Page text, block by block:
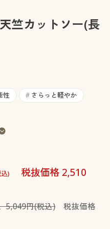
竺カットソー(長
性 # さらっと軽やか
)
税抜価格 2,510
5,049円(税込)税抜価格